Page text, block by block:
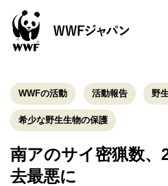
WWFの活動 活動報告 野
希少な野生生物の保護
南アのサイ密猟数、
去最悪に